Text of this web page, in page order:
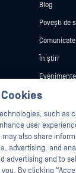
Blog
Povești de
În știri
Evenimente
Webinare
Fișe de date
Cărți albe
such as
user
also share
advertising, and
advertising and to
By clicking